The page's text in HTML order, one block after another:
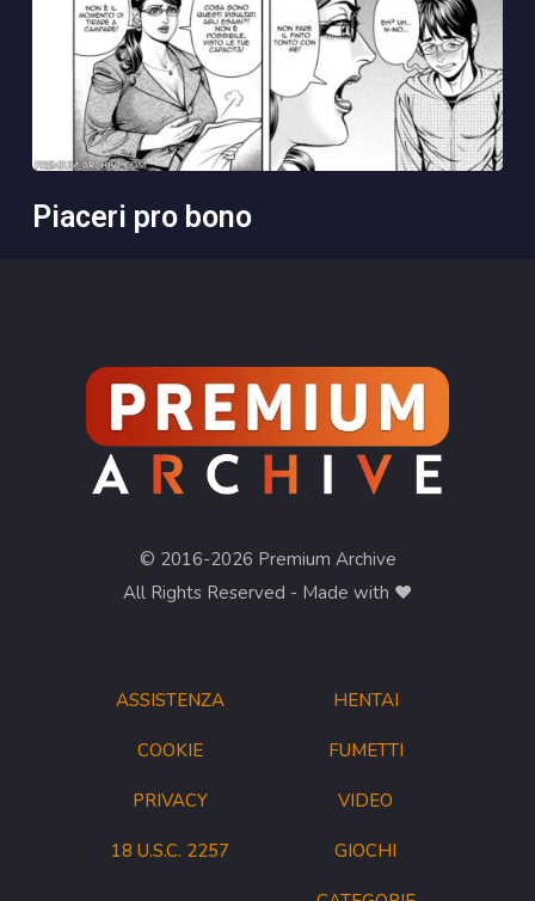
piaceri pro bono
ASSISTENZA
COOKIE
PRIVACY
18 U.S.C. 2257
© 2016-2026 Premium Archive
All Rights Reserved - Made with ❤︎
HENTAI
FUMETTI
VIDEO
GIOCHI